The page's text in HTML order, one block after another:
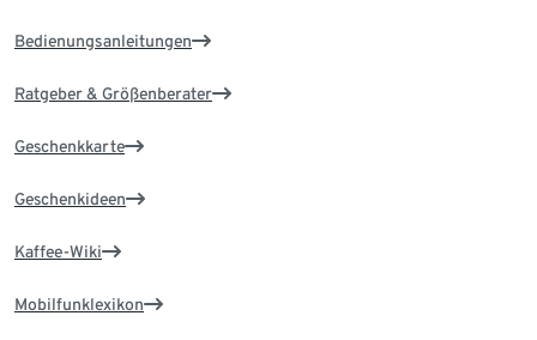
Bedienungsanleitungen
Ratgeber & Größenberater
Geschenkkarte
Geschenkideen
Kaffee-Wiki
Mobilfunklexikon